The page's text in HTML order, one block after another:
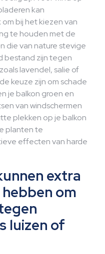
kan
bij het kiezen van
te houden met de
die van nature stevige
bestand zijn tegen
lavendel, salie of
keuze zijn om schade
je balkon groen en
van windschermen
plekken op je balkon
planten te
effecten van harde
extra
om
luizen of